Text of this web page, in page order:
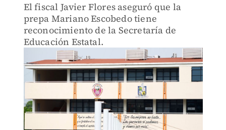
El fiscal Javier Flores aseguró que la
prepa Mariano Escobedo tiene
reconocimiento de la Secretaría de
Educación Estatal.